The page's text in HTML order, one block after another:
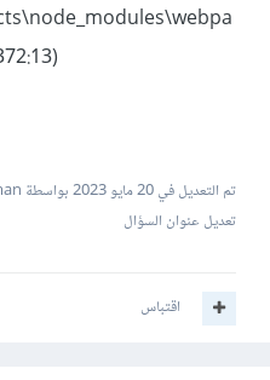
{
تم التعديل في20 مايو 2023
بواسطة Mustafa Suleiman
تعديل عنوان السؤال
اقتباس